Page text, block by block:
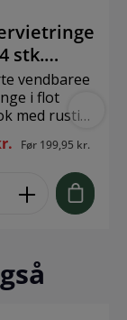
stk.
vendbaree
i flot
med rustikt
giver
et råt
udtryk.
at
er 17 cm. 4
Før 199,95 kr.